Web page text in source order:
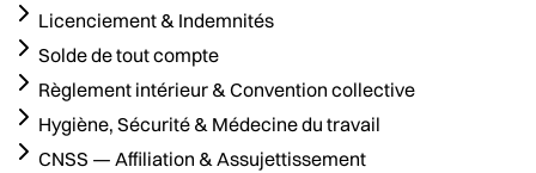
Licenciement & Indemnités
Solde de tout compte
Règlement intérieur & Convention collective
Hygiène, Sécurité & Médecine du travail
CNSS — Affiliation & Assujettissement